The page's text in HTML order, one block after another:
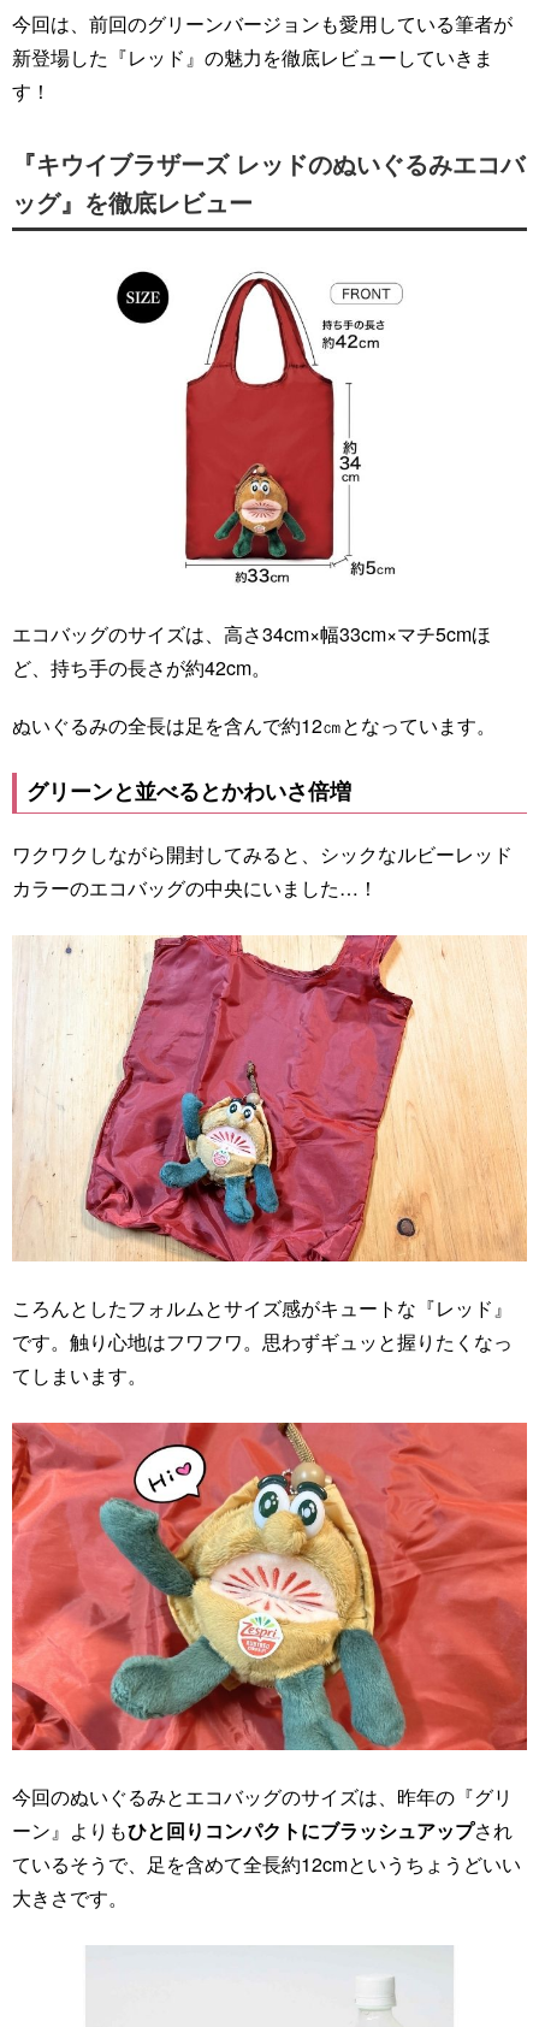
今回は、前回のグリーンバージョンも愛用している筆者が
新登場した『レッド』の魅力を徹底レビューしていきま
す！
『キウイブラザーズ レッドのぬいぐるみエコバ
ッグ』を徹底レビュー
エコバッグのサイズは、高さ34cm×幅33cm×マチ5cmほ
ど、持ち手の長さが約42cm。
ぬいぐるみの全長は足を含んで約12㎝となっています。
グリーンと並べるとかわいさ倍増
ワクワクしながら開封してみると、シックなルビーレッド
カラーのエコバッグの中央にいました…！
ころんとしたフォルムとサイズ感がキュートな『レッド』
です。触り心地はフワフワ。思わずギュッと握りたくなっ
てしまいます。
今回のぬいぐるみとエコバッグのサイズは、昨年の『グリ
ーン』よりもひと回りコンパクトにブラッシュアップされ
ているそうで、足を含めて全長約12cmというちょうどいい
大きさです。